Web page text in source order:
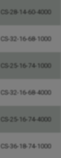
CS-28-14-60-4000
CS-32-16-68-1000
CS-25-16-74-1000
CS-32-16-68-4000
CS-25-16-74-4000
CS-36-18-74-1000